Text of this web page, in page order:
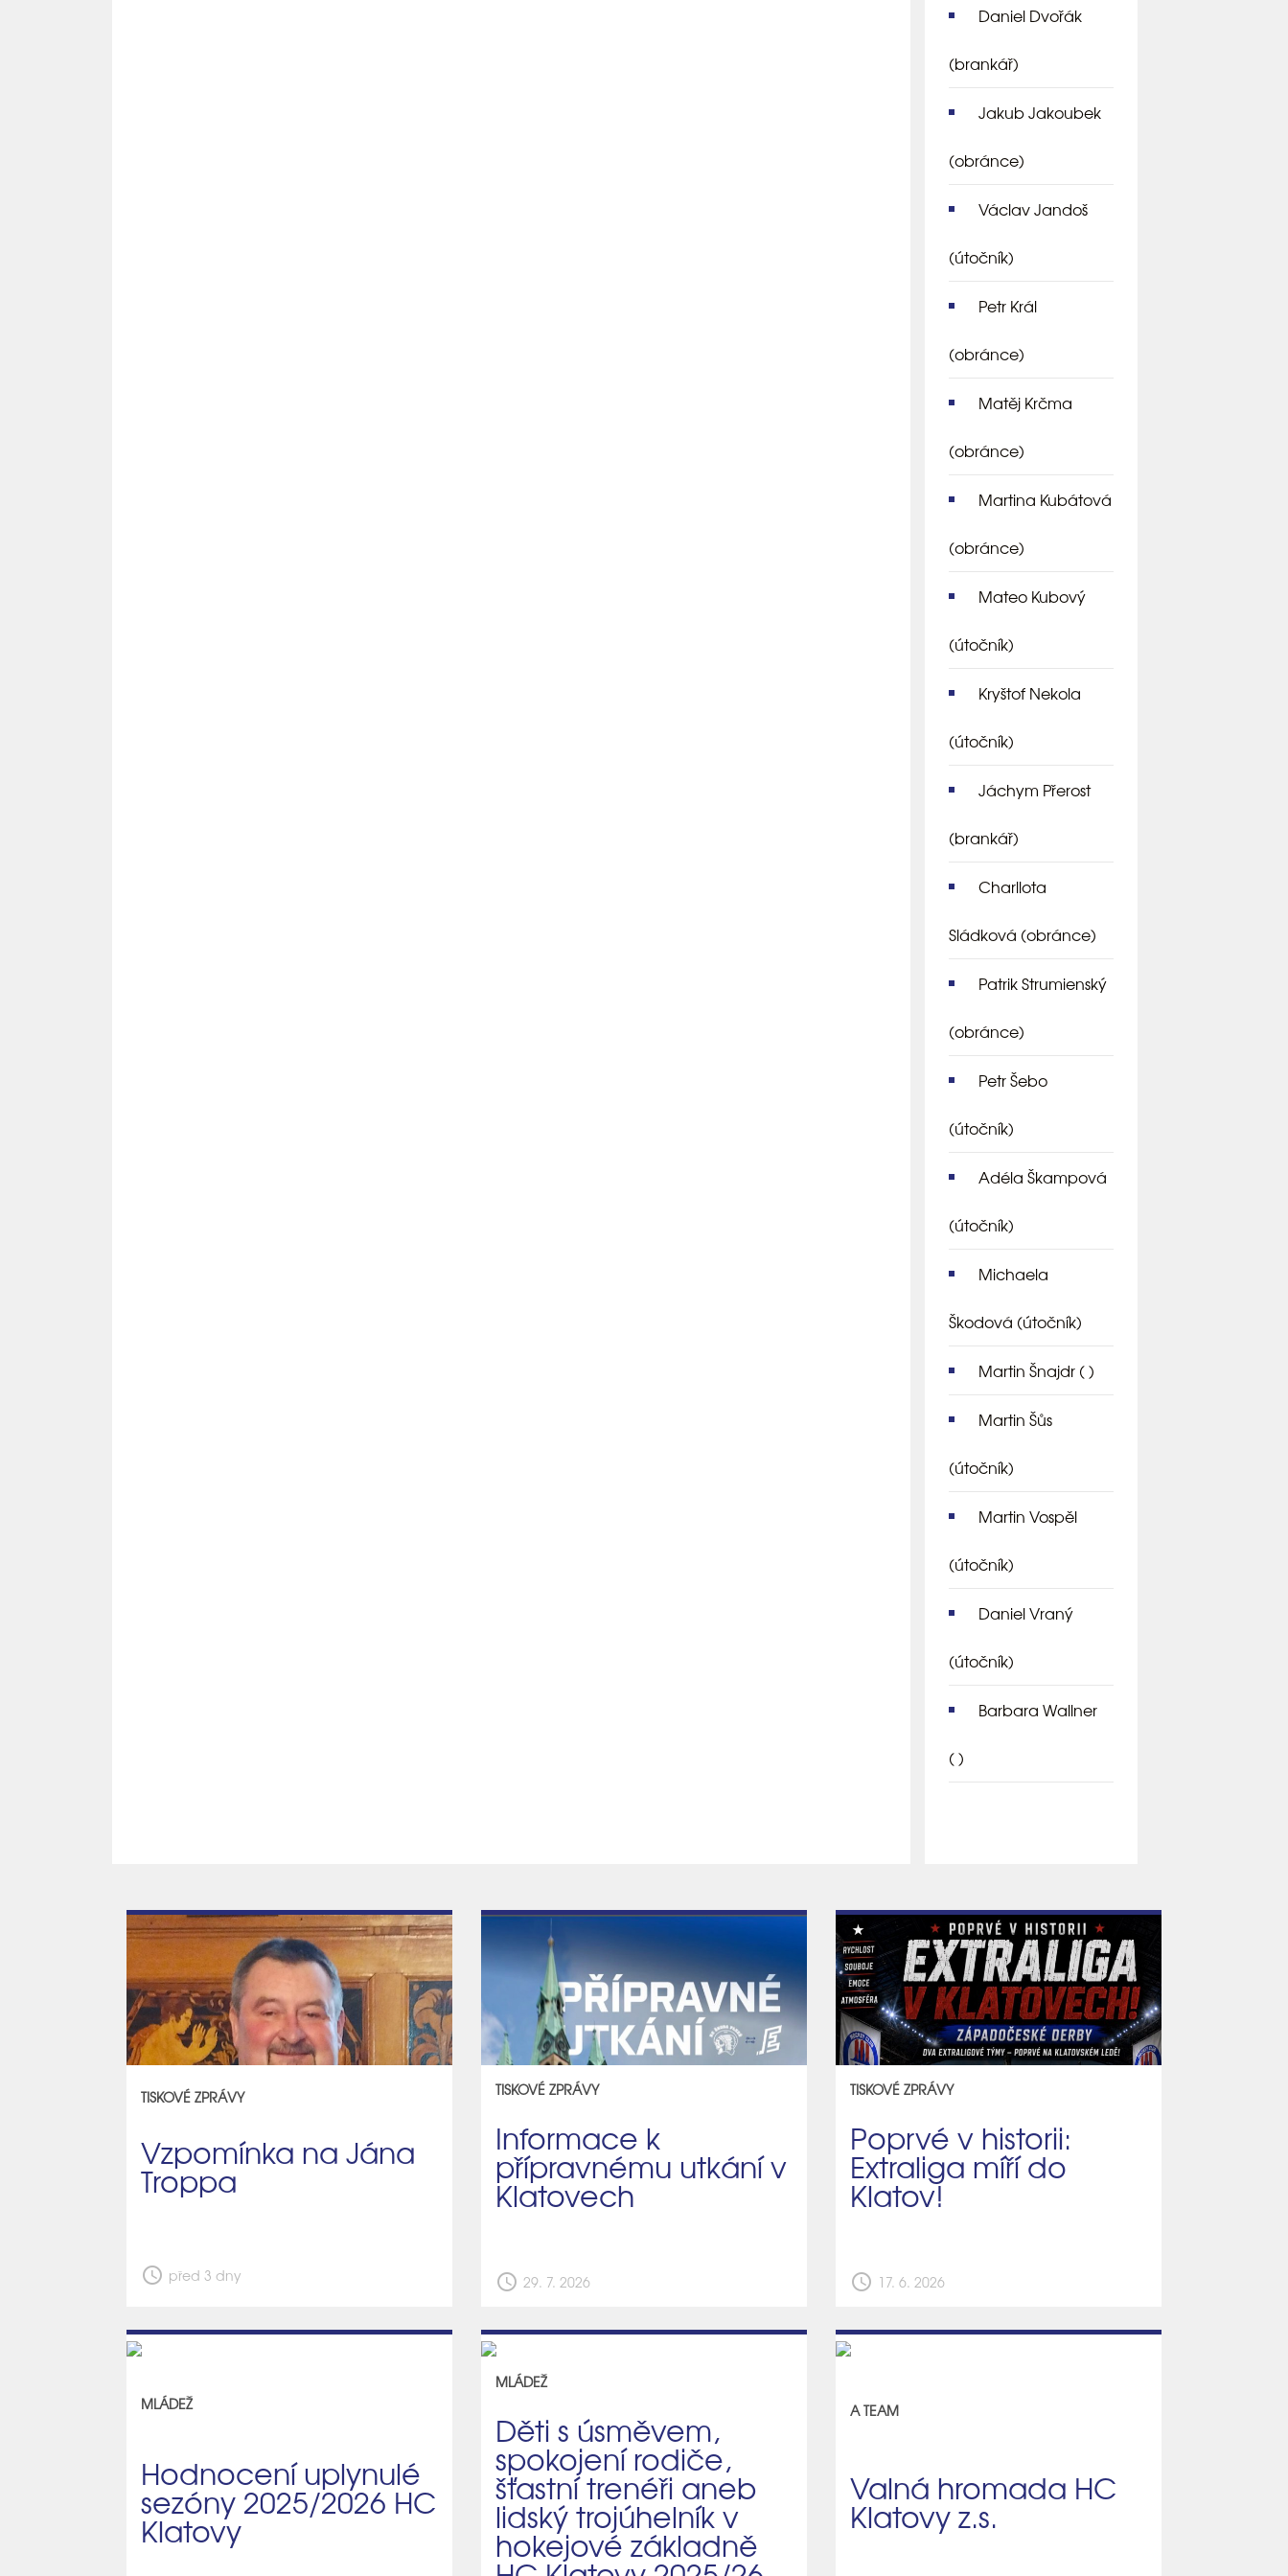
Daniel Dvořák
(brankář)
Jakub Jakoubek
(obránce)
Václav Jandoš
(útočník)
Petr Král
(obránce)
Matěj Krčma
(obránce)
Martina Kubátová
(obránce)
Mateo Kubový
(útočník)
Kryštof Nekola
(útočník)
Jáchym Přerost
(brankář)
Charllota
Sládková (obránce)
Patrik Strumienský
(obránce)
Petr Šebo
(útočník)
Adéla Škampová
(útočník)
Michaela
Škodová (útočník)
Martin Šnajdr ( )
Martin Šůs
(útočník)
Martin Vospěl
(útočník)
Daniel Vraný
(útočník)
Barbara Wallner
( )
TISKOVÉ ZPRÁVY
Vzpomínka na Jána
Troppa
schedule před 3 dny
TISKOVÉ ZPRÁVY
Informace k
přípravnému utkání v
Klatovech
schedule 29. 7. 2026
TISKOVÉ ZPRÁVY
Poprvé v historii:
Extraliga míří do
Klatov!
schedule 17. 6. 2026
MLÁDEŽ
Hodnocení uplynulé
sezóny 2025/2026 HC
Klatovy
MLÁDEŽ
Děti s úsměvem,
spokojení rodiče,
šťastní trenéři aneb
lidský trojúhelník v
hokejové základně
A TEAM
Valná hromada HC
Klatovy z.s.